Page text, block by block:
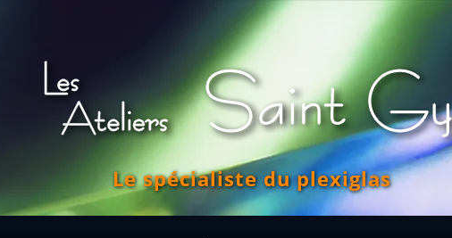
Le spécialiste du plexiglas